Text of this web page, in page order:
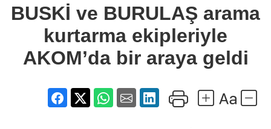
kurtarma
ekipleriyle
bir araya
geldi
BUSKİ ve BURULAŞ arama
kurtarma ekipleriyle
AKOM’da bir araya geldi